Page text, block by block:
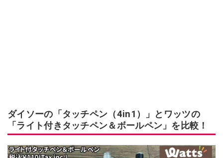
ダイソーの「タッチペン（4in1）」とワッツの
「ライト付きタッチペン＆ボールペン」を比較！